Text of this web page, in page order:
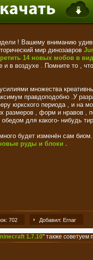
! Вашему вниманию
мир динозавров
14 новых мобов в
в воздухе . Помните то ,
множества
правдоподобно .У
юркского периода , и на
размеров , форм и нравов ,
для какого- нибудь
будет изменён сам
руды и блоки .
702 Добавил: Ernar
1.7.10" также советуем